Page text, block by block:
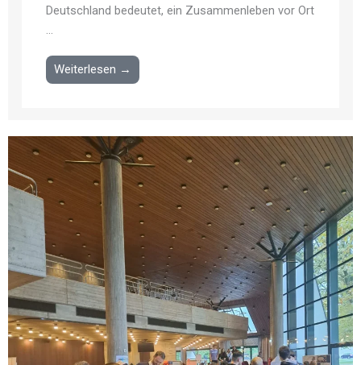
Deutschland bedeutet, ein Zusammenleben vor Ort
...
Weiterlesen →